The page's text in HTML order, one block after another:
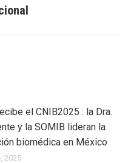
el CNIB2025 : la Dra.
y la SOMIB lideran la
biomédica en México
2025